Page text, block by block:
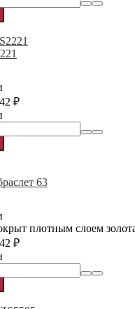
₽
63
плотным слоем
₽